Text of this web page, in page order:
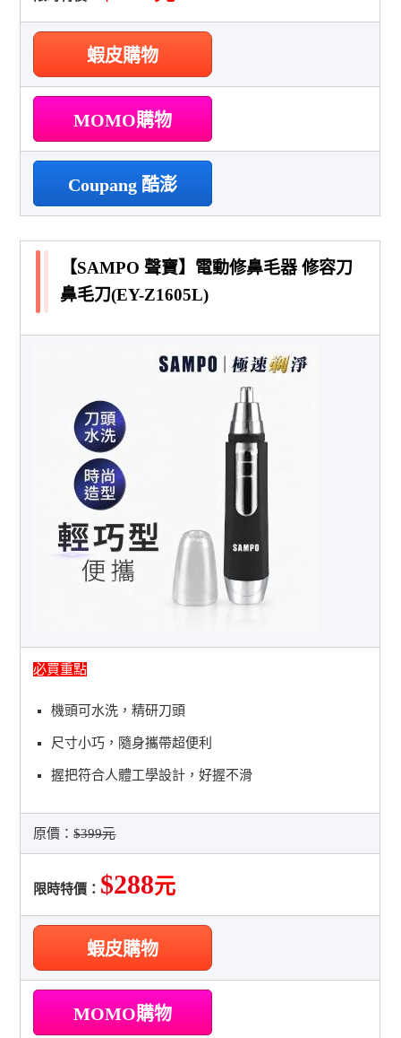
蝦皮購物
MOMO購物
Coupang 酷澎
【SAMPO 聲寶】電動修鼻毛器 修容刀
鼻毛刀(EY-Z1605L)
必買重點
機頭可水洗，精研刀頭
尺寸小巧，隨身攜帶超便利
握把符合人體工學設計，好握不滑
原價：$399元
限時特價： $288元
蝦皮購物
MOMO購物